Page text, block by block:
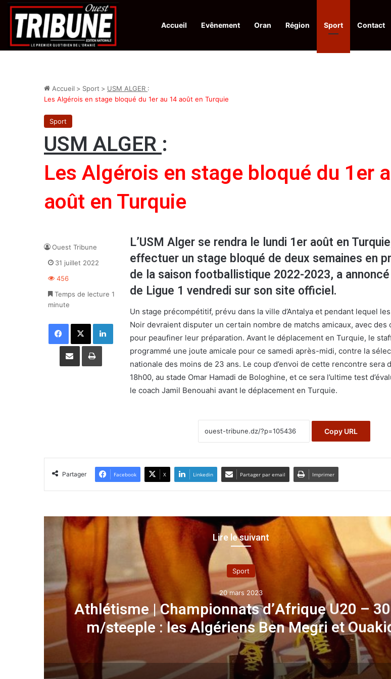
Accueil Evênement Oran Région Sport Contact
Infos en Direct: Protection de la ville sainte d’El-Qods : l’Algérie appelle à une action collective
Accueil > Sport > USM ALGER :
Les Algérois en stage bloqué du 1er au 14 août en Turquie
Sport
USM ALGER:
Les Algérois en stage bloqué du 1er
août en Turquie
L’USM Alger se rendra le lundi 1er août en
effectuer un stage bloqué de deux semaines en
de la saison footballistique 2022-2023, a
de Ligue 1 vendredi sur son site officiel.
Un stage précompétitif, prévu dans la ville d’Antalya et pendant lequel
Noir devraient disputer un certain nombre de matchs amicaux, avec des
pour peaufiner leur préparation. Avant le déplacement en Turquie, le
programmé une joute amicale pour ce samedi après-midi, contre la
nationale des moins de 23 ans. Le coup d’envoi de cette rencontre sera
18h00, au stade Omar Hamadi de Bologhine, et ce sera l’ultime test
le coach Jamil Benouahi avant le déplacement en Turquie.
Copy URL
Ouest Tribune
31 juillet 2022
456
Temps de lecture 1
minute
Facebook X Linkedin
Partager par email Imprimer
Partager Facebook X Linkedin Partager par email Imprimer
Lire le suivant
Sport
20 mars 2023
Athlétisme | Championnats d’Afrique U20 –
m/steeple : les Algériens Ben Megri et
qualifiés